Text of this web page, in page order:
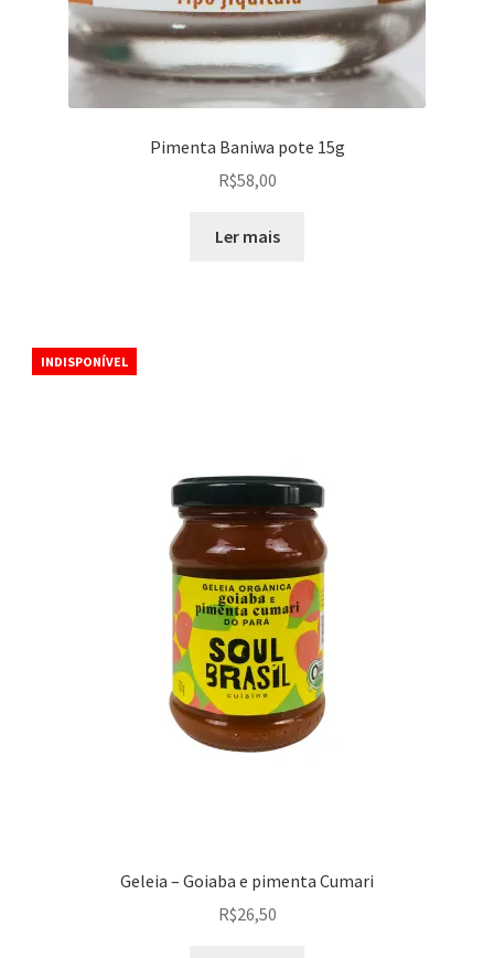
Pimenta Baniwa pote 15g
R$58,00
Ler mais
INDISPONÍVEL
Geleia – Goiaba e pimenta Cumari
R$26,50